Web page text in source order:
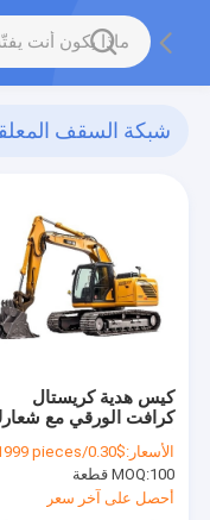
شبكة السقف
كيس هدية كريستال
كرافت الورقي مع
الخاص لحفلة عيد الميلاد
الزخرفية
الأسعار:$0.30/pieces 100-1999 pieces
MOQ:100 قطعة
أحصل على آخر سعر